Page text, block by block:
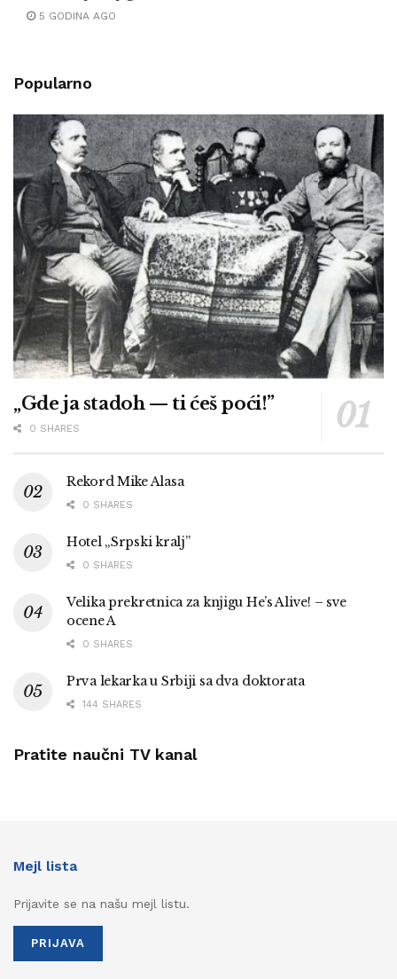
5 GODINA AGO
Popularno
„Gde ja stadoh — ti ćeš poći!”
0 SHARES
Rekord Mike Alasa
0 SHARES
Hotel „Srpski kralj”
0 SHARES
Velika prekretnica za knjigu He’s Alive! – sve
ocene A
0 SHARES
Prva lekarka u Srbiji sa dva doktorata
144 SHARES
Pratite naučni TV kanal
Mejl lista
Prijavite se na našu mejl listu.
PRIJAVA